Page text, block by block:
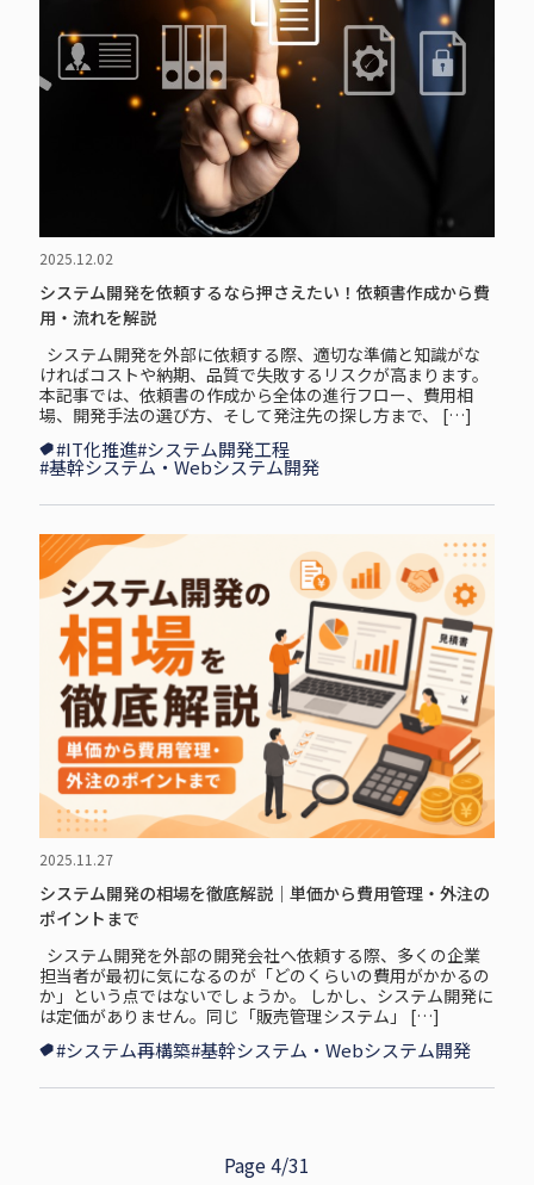
2025.12.02
システム開発を依頼するなら押さえたい！依頼書作成から費
用・流れを解説
システム開発を外部に依頼する際、適切な準備と知識がな
ければコストや納期、品質で失敗するリスクが高まります。
本記事では、依頼書の作成から全体の進行フロー、費用相
場、開発手法の選び方、そして発注先の探し方まで、 […]
#IT化推進#システム開発工程
#基幹システム・Webシステム開発
2025.11.27
システム開発の相場を徹底解説｜単価から費用管理・外注の
ポイントまで
システム開発を外部の開発会社へ依頼する際、多くの企業
担当者が最初に気になるのが「どのくらいの費用がかかるの
か」という点ではないでしょうか。 しかし、システム開発に
は定価がありません。同じ「販売管理システム」 […]
#システム再構築#基幹システム・Webシステム開発
Page 4/31